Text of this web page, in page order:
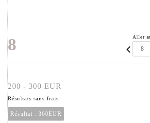
8 Aller
200 - 300 EUR
Résultats sans frais
Résultat : 360EUR